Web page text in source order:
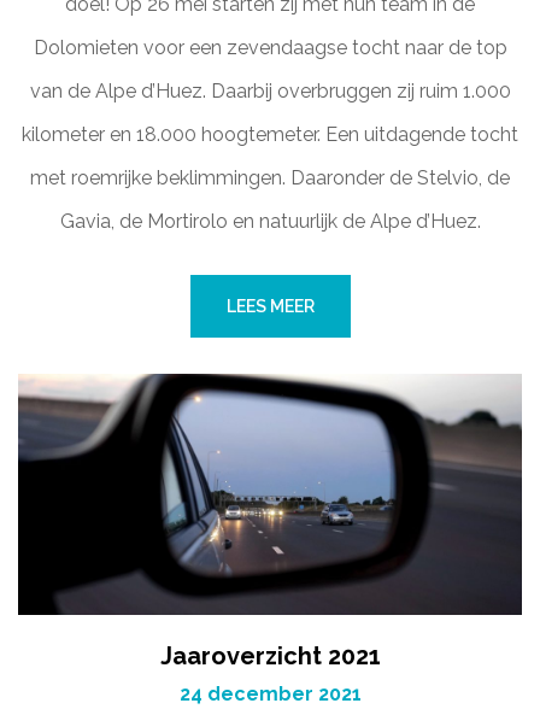
Dolomieten voor een zevendaagse tocht naar de top
van de Alpe d’Huez. Daarbij overbruggen zij ruim 1.000
kilometer en 18.000 hoogtemeter. Een uitdagende tocht
met roemrijke beklimmingen. Daaronder de Stelvio, de
Gavia, de Mortirolo en natuurlijk de Alpe d’Huez.
LEES MEER
Jaaroverzicht 2021
24 december 2021